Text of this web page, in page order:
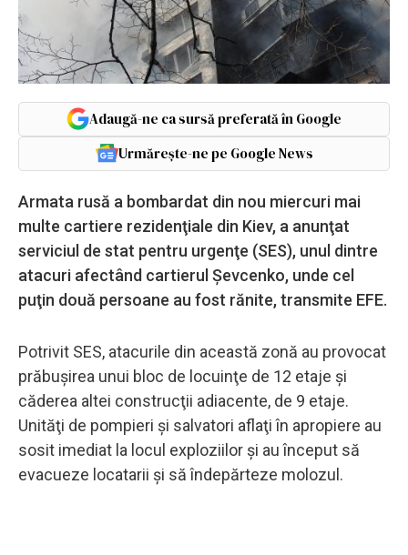
Adaugă-ne ca sursă preferată în Google
Urmărește-ne pe Google News
Armata rusă a bombardat din nou miercuri mai
multe cartiere rezidenţiale din Kiev, a anunţat
serviciul de stat pentru urgenţe (SES), unul dintre
atacuri afectând cartierul Şevcenko, unde cel
puţin două persoane au fost rănite, transmite EFE.
Potrivit SES, atacurile din această zonă au provocat
prăbuşirea unui bloc de locuinţe de 12 etaje şi
căderea altei construcţii adiacente, de 9 etaje.
Unităţi de pompieri şi salvatori aflaţi în apropiere au
sosit imediat la locul exploziilor şi au început să
evacueze locatarii şi să îndepărteze molozul.